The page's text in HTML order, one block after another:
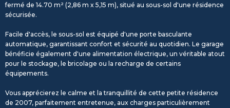
fermé de 14.70 m² (2,86 m x 5,15 m), situé au sous-sol d'une résidence
sécurisée.
Facile d'accès, le sous-sol est équipé d'une porte basculante
automatique, garantissant confort et sécurité au quotidien. Le garage
bénéficie également d'une alimentation électrique, un véritable atout
pour le stockage, le bricolage ou la recharge de certains
équipements.
Vous apprécierez le calme et la tranquillité de cette petite résidence
de 2007, parfaitement entretenue, aux charges particulièrement